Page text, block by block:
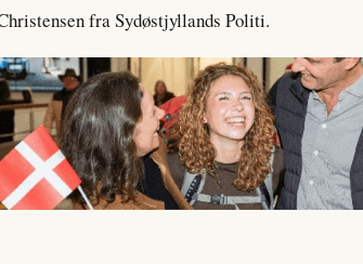
fra Sydøstjyllands Politi.